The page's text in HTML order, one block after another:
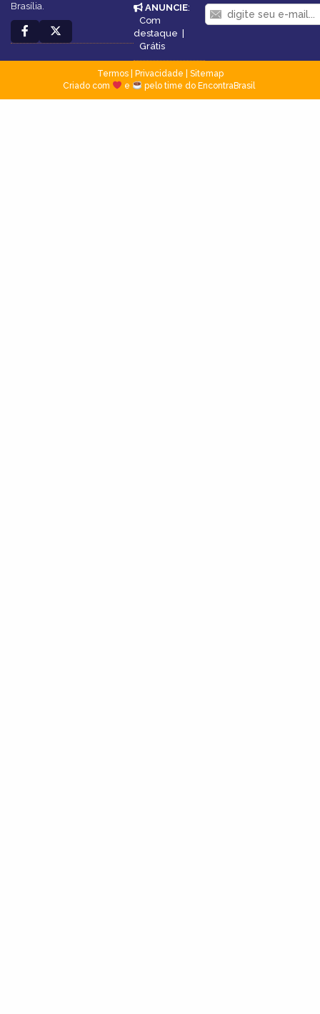
Brasília.
ANUNCIE:
Com
destaque
Grátis
Termos| Privacidade
Sitemap
Criado com
e pelo time do EncontraBrasil